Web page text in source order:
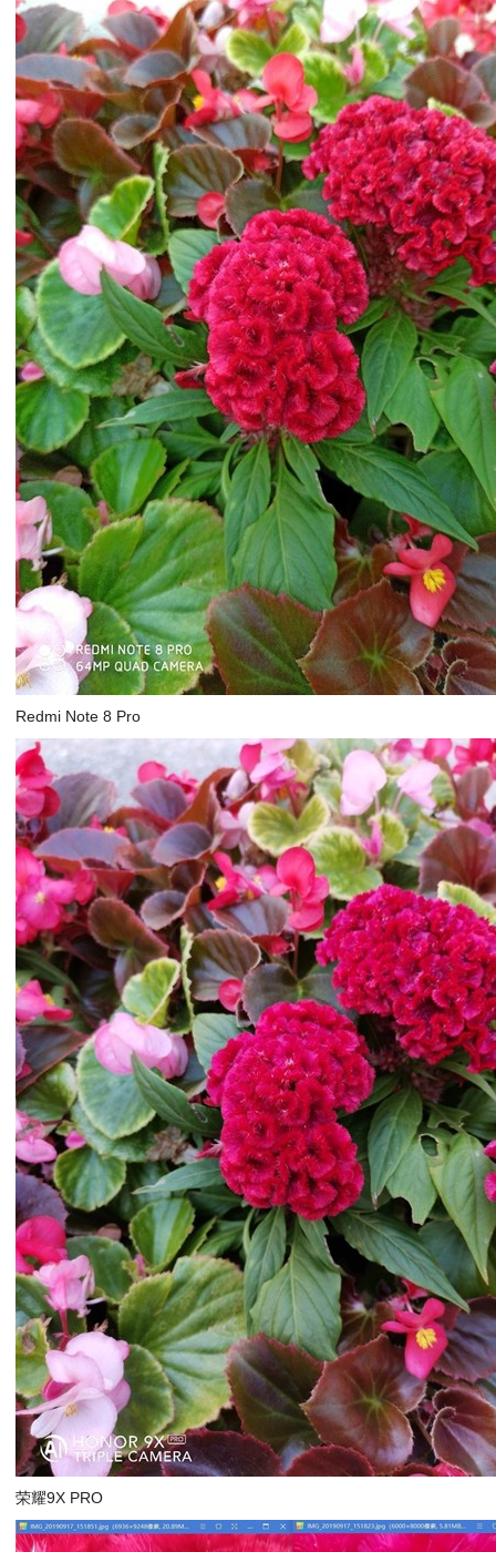
Redmi Note 8 Pro
荣耀9X PRO